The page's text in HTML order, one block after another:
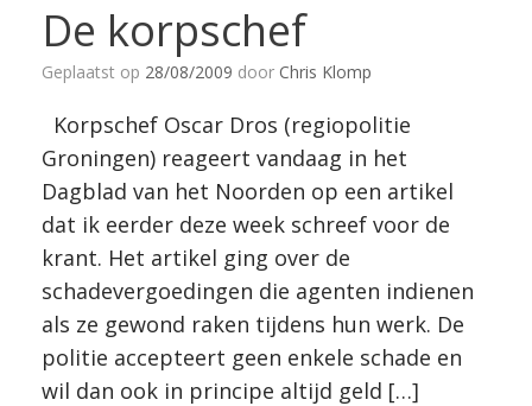
De korpschef
Geplaatst op 28/08/2009 door Chris Klomp
Korpschef Oscar Dros (regiopolitie
Groningen) reageert vandaag in het
Dagblad van het Noorden op een artikel
dat ik eerder deze week schreef voor de
krant. Het artikel ging over de
schadevergoedingen die agenten indienen
als ze gewond raken tijdens hun werk. De
politie accepteert geen enkele schade en
wil dan ook in principe altijd geld […]